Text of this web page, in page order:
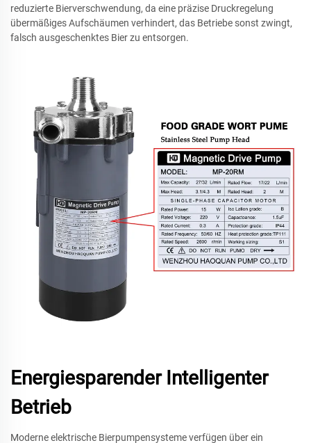
reduzierte Bierverschwendung, da eine präzise Druckregelung
übermäßiges Aufschäumen verhindert, das Betriebe sonst zwingt,
falsch ausgeschenktes Bier zu entsorgen.
Energiesparender Intelligenter
Betrieb
Moderne elektrische Bierpumpensysteme verfügen über ein